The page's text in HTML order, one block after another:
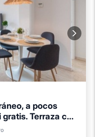
a pocos
Terraza con
FAMILIAS